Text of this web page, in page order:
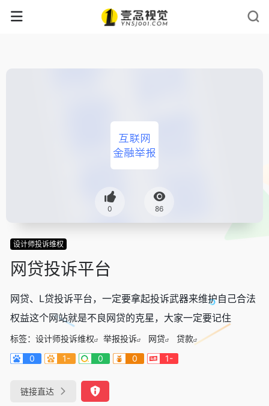
0 86
设计师投诉维权
网贷投诉平台
网贷、L贷投诉平台，一定要拿起投诉武器来维护自己合法
权益这个网站就是不良网贷的克星，大家一定要记住
标签： 设计师投诉维权 举报投诉 网贷
贷款
0
1- 0 0 1-
链接直达